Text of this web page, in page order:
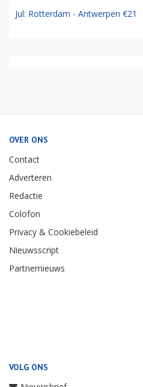
Jul: Rotterdam - Antwerpen €21
OVER ONS
Contact
Adverteren
Redactie
Colofon
Privacy & Cookiebeleid
Nieuwsscript
Partnernieuws
VOLG ONS